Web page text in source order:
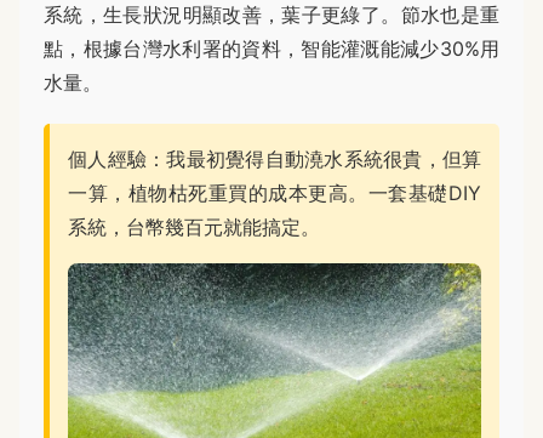
系統，生長狀況明顯改善，葉子更綠了。節水也是重
點，根據台灣水利署的資料，智能灌溉能減少30%用
水量。
個人經驗：我最初覺得自動澆水系統很貴，但算
一算，植物枯死重買的成本更高。一套基礎DIY
系統，台幣幾百元就能搞定。